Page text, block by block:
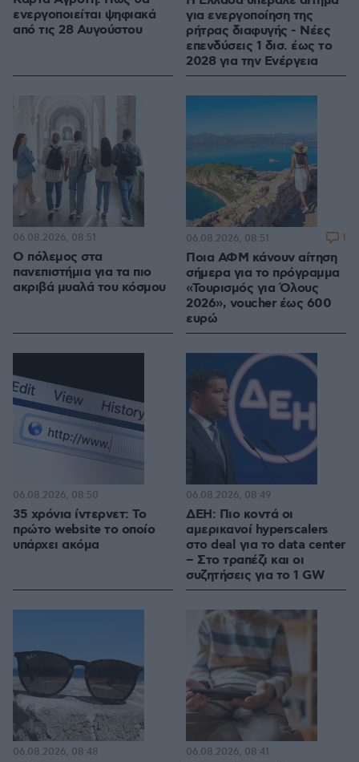
ενεργοποιείται ψηφιακά
από τις 28 Αυγούστου
για ενεργοποίηση της
ρήτρας διαφυγής - Νέες
επενδύσεις 1 δισ. έως το
2028 για την Ενέργεια
Ο πόλεμος στα
πανεπιστήμια για τα πιο
ακριβά μυαλά του κόσμου
06.08.2026, 08:51
Ποια ΑΦΜ κάνουν αίτηση
σήμερα για το πρόγραμμα
«Τουρισμός για Όλους
2026», voucher έως 600
ευρώ
06.08.2026, 08:51 1
35 χρόνια ίντερνετ: Το
πρώτο website το οποίο
υπάρχει ακόμα
06.08.2026, 08:50
ΔΕΗ: Πιο κοντά οι
αμερικανοί hyperscalers
στο deal για το data center
– Στο τραπέζι και οι
συζητήσεις για το 1 GW
06.08.2026, 08:49
06.08.2026, 08:48 06.08.2026, 08:41